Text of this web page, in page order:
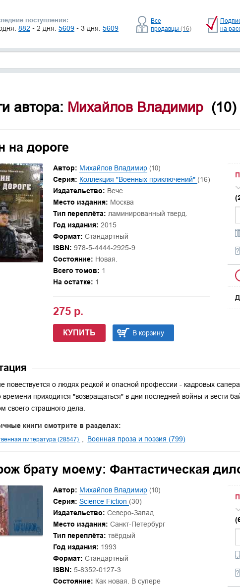
поступления:
882 • 2 дня: 5609 • 3 дня: 5609
Все
продавцы (16)
на
автора: Михайлов Владимир (10)
на дороге
Автор: Михайлов Владимир (10)
Серия: Коллекция "Военных приключений" (16)
Издательство: Вече
Место издания: Москва
Тип переплёта: ламинированный тверд.
Год издания: 2015
Формат: Стандартный
ISBN: 978-5-4444-2925-9
Состояние: Новая.
Всего томов: 1
На остатке: 1
275 р.
КУПИТЬ В корзину
повествуется о людях редкой и опасной профессии - кадровых
времени приходится "возвращаться" в дни последней войны и вести
своего страшного дела.
книги смотрите в разделах:
литература (28547) Военная проза и поэзия (799)
брату моему: Фантастическая
Автор: Михайлов Владимир (10)
Серия: Science Fiction (30)
Издательство: Северо-Запад
Место издания: Санкт-Петербург
Тип переплёта: твёрдый
Год издания: 1993
Формат: Стандартный
ISBN: 5-8352-0127-3
Состояние: Как новая. В супере